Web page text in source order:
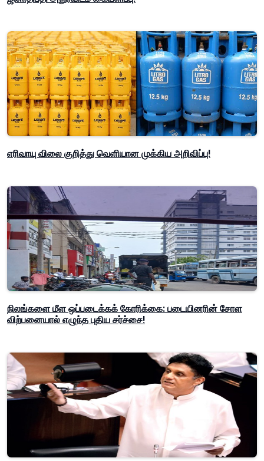
எரிவாயு விலை குறித்து வெளியான முக்கிய அறிவிப்பு!
நிலங்களை மீள ஒப்படைக்கக் கோரிக்கை: படையினரின் சோள
விற்பனையால் எழுந்த புதிய சர்ச்சை!